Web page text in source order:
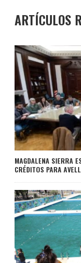
ARTÍCULOS
MAGDALENA SIERRA
CRÉDITOS PARA